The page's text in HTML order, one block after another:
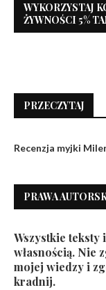
WYKORZYSTAJ
ŻYWNOŚCI 5%
PRZECZYTAJ
Recenzja myjki
PRAWA
Wszystkie teksty
własnością. Nie
mojej wiedzy i
kradnij.